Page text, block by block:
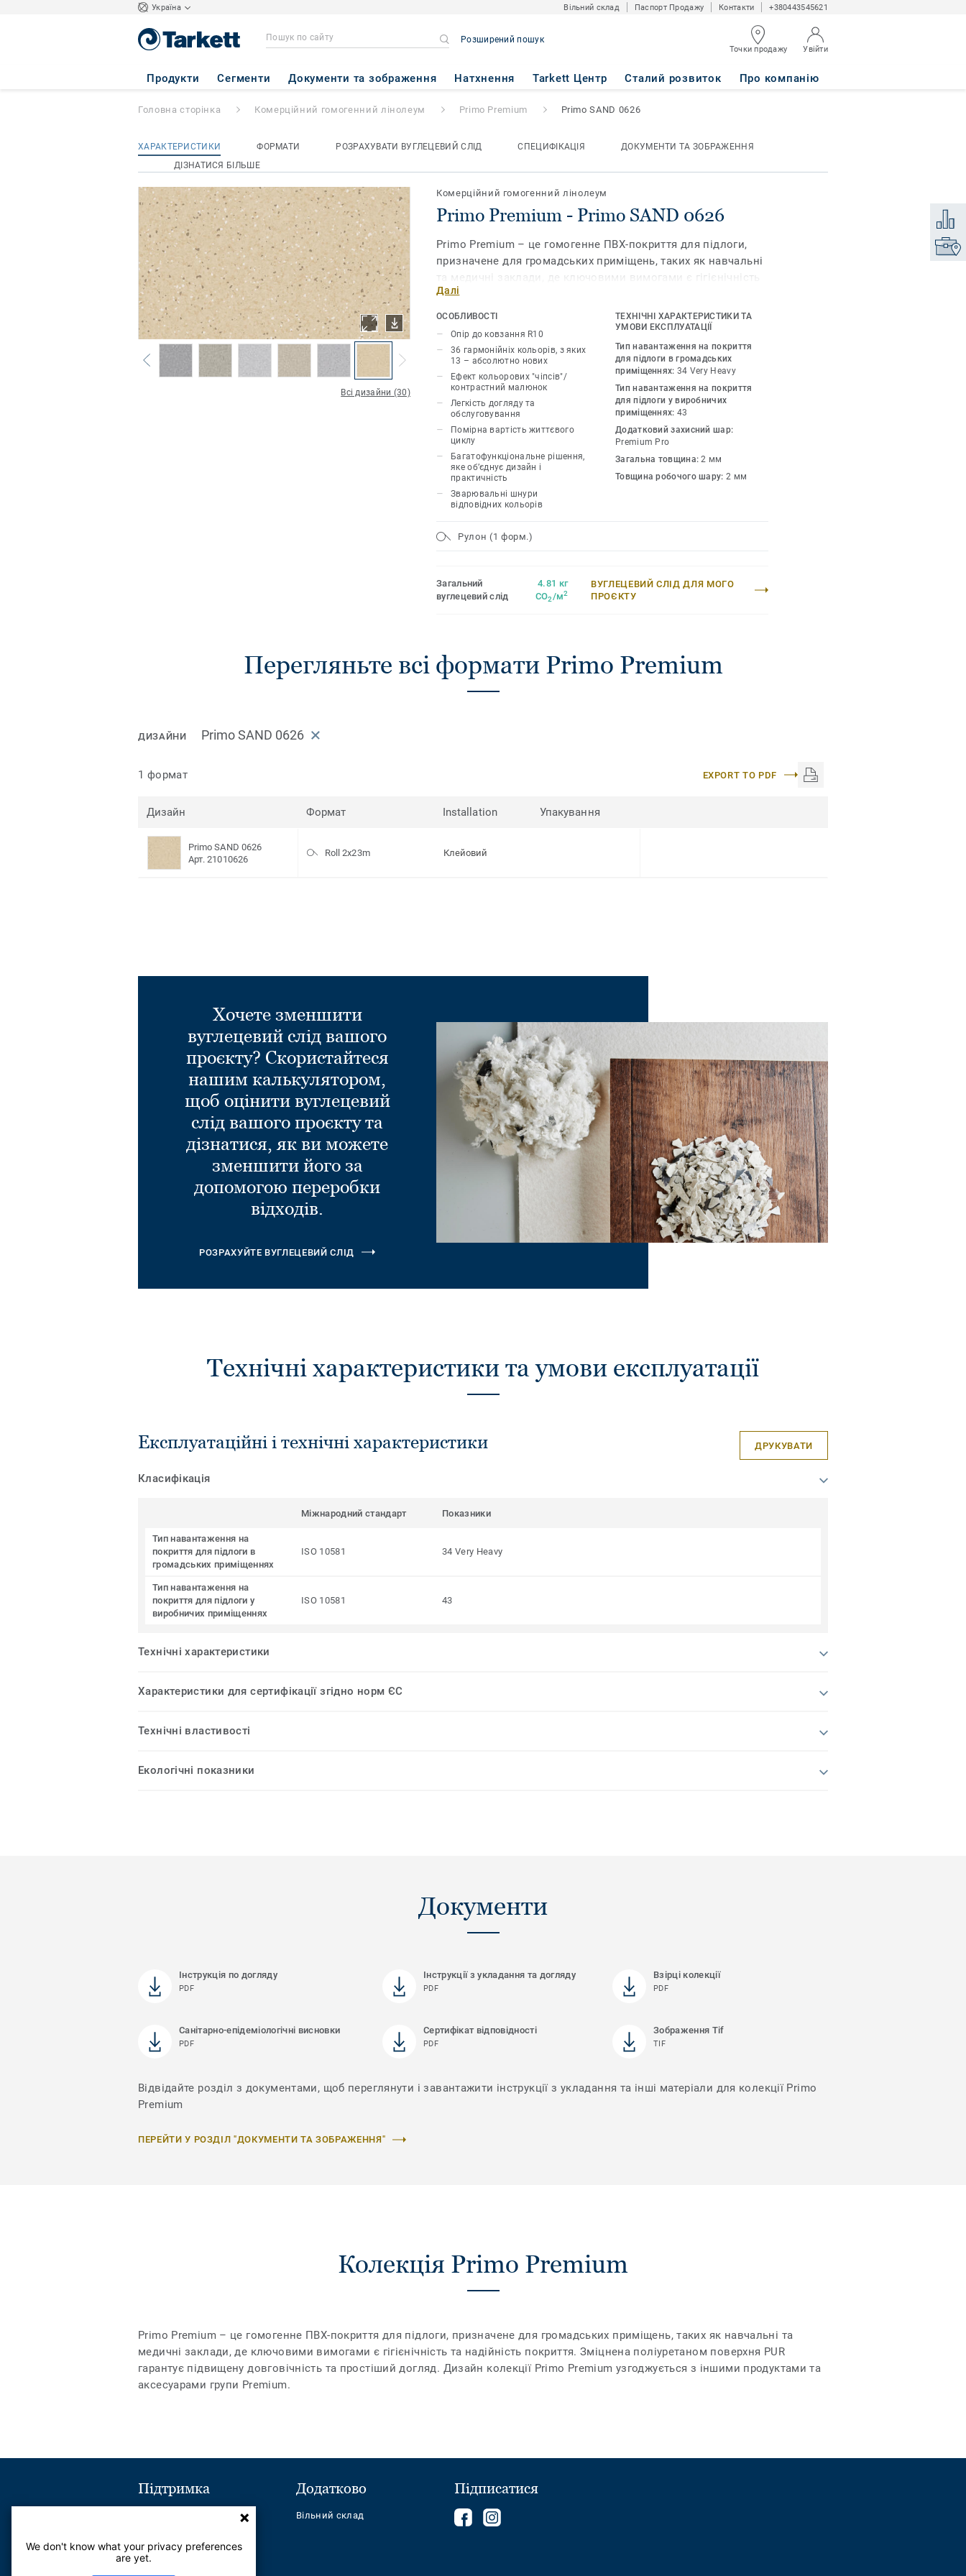
Україна Вільний склад Паспорт Продажу Контакти +380443545621
Розширений пошук
Точки продажу Увійти
Продукти Сегменти Документи та зображення Натхнення Tarkett Центр Сталий розвиток Про компанію
Primo Premium - Primo SAND 0626
Головна сторінка Комерційний гомогенний лінолеум Primo Premium Primo SAND 0626
ХАРАКТЕРИСТИКИ ФОРМАТИ РОЗРАХУВАТИ ВУГЛЕЦЕВИЙ СЛІД СПЕЦИФІКАЦІЯ
ДОКУМЕНТИ ТА ЗОБРАЖЕННЯ
ДІЗНАТИСЯ БІЛЬШЕ
Всі дизайни (30)
Комерційний гомогенний лінолеум
Primo Premium - Primo SAND 0626
Primo Premium – це гомогенне ПВХ-покриття для підлоги,
призначене для громадських приміщень, таких як навчальні
та медичні заклади, де ключовими вимогами є гігієнічність
та надійність покриття. Зміцнена поліуретаном поверхня
PUR гарантує підвищену довговічність та простіший догляд.
Дизайн колекції Primo Premium узгоджується з іншими
продуктами та аксесуарами групи Premium.
Далі
ОСОБЛИВОСТІ
Опір до ковзання R10
36 гармонійніх кольорів, з яких
13 – абсолютно нових
Ефект кольорових "чіпсів"/
контрастний малюнок
Легкість догляду та
обслуговування
Помірна вартість життєвого
циклу
Багатофункціональне рішення,
яке об’єднує дизайн і
практичність
Зварювальні шнури
відповідних кольорів
ТЕХНІЧНІ ХАРАКТЕРИСТИКИ ТА
УМОВИ ЕКСПЛУАТАЦІЇ
Тип навантаження на покриття
для підлоги в громадських
приміщеннях: 34 Very Heavy
Тип навантаження на покриття
для підлоги у виробничих
приміщеннях: 43
Додатковий захисний шар:
Premium Pro
Загальна товщина:2 мм
Товщина робочого шару: 2 мм
Рулон (1 форм.)
Загальний
вуглецевий слід
4.81 кг
CO2/м2
ВУГЛЕЦЕВИЙ СЛІД ДЛЯ МОГО
ПРОЄКТУ
Перегляньте всі формати Primo Premium
ДИЗАЙНИ Primo SAND 0626
1 формат EXPORT TO PDF
Дизайн Формат Installation Упакування
Primo SAND 0626
Арт. 21010626
Roll 2x23m Клейовий
Хочете зменшити
вуглецевий слід вашого
проєкту? Скористайтеся
нашим калькулятором,
щоб оцінити вуглецевий
слід вашого проєкту та
дізнатися, як ви можете
зменшити його за
допомогою переробки
відходів.
РОЗРАХУЙТЕ ВУГЛЕЦЕВИЙ СЛІД
Технічні характеристики та умови експлуатації
Експлуатаційні і технічні характеристики ДРУКУВАТИ
Класифікація
Міжнародний стандарт Показники
Тип навантаження на
покриття для підлоги в
громадських приміщеннях
ISO 10581 34 Very Heavy
Тип навантаження на
покриття для підлоги у
виробничих приміщеннях
ISO 10581 43
Технічні характеристики
Характеристики для сертифікації згідно норм ЄС
Технічні властивості
Екологічні показники
Документи
Інструкція по догляду
PDF
Інструкції з укладання та догляду
PDF
Взірці колекції
PDF
Санітарно-епідеміологічні висновки
PDF
Сертифікат відповідності
PDF
Зображення Tif
TIF
Відвідайте розділ з документами, щоб переглянути і завантажити інструкції з укладання та інші матеріали для колекції Primo
Premium
ПЕРЕЙТИ У РОЗДІЛ "ДОКУМЕНТИ ТА ЗОБРАЖЕННЯ"
Колекція Primo Premium
Primo Premium – це гомогенне ПВХ-покриття для підлоги, призначене для громадських приміщень, таких як навчальні та
медичні заклади, де ключовими вимогами є гігієнічність та надійність покриття. Зміцнена поліуретаном поверхня PUR
гарантує підвищену довговічність та простіший догляд. Дизайн колекції Primo Premium узгоджується з іншими продуктами та
аксесуарами групи Premium.
Підтримка
Надіслати повідомлення
+380443545621
Найчастіші питання
Додатково
Вільний склад
Підписатися
FollowFollow
We don't know what your privacy preferences
are yet.